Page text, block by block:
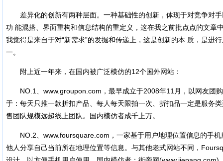
差异化的创新有两种层面。一种基础性的创新，体现于对竞争对手
功 能混搭、界面重构和信息结构的重定义，这在我之前批点点的文章
我觉得是来自于对“新需求”的发掘和传递上，这是创新的本 质，是进
一。
附上近一年来，在国内被广泛模仿的12个国外网站：
NO.1、www.groupon.com，最早成立于2008年11月，以网友团购
于：每天只推一款折扣产品、每人每天限拍一次、折扣品一定是服务
售团队规模远超线上团队。国内模仿者成千上万。
NO.2、www.foursquare.com，一家基于用户地理位置信息的手机
他人分享自己当前所在地理位置等信息。与其他老式网站不同，